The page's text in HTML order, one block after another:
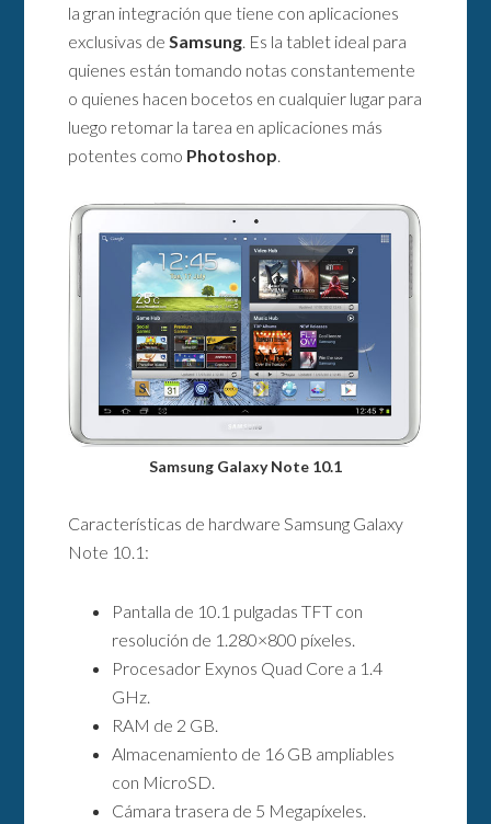
la gran integración que tiene con aplicaciones
exclusivas deSamsung. Es la tablet ideal para
quienes están tomando notas constantemente
o quienes hacen bocetos en cualquier lugar para
luego retomar la tarea en aplicaciones más
potentes como Photoshop.
Samsung Galaxy Note 10.1
Características de hardware Samsung Galaxy
Note 10.1:
Pantalla de 10.1 pulgadas TFT con
resolución de 1.280×800 píxeles.
Procesador Exynos Quad Core a 1.4
GHz.
RAM de 2 GB.
Almacenamiento de 16 GB ampliables
con MicroSD.
Cámara trasera de 5 Megapíxeles.